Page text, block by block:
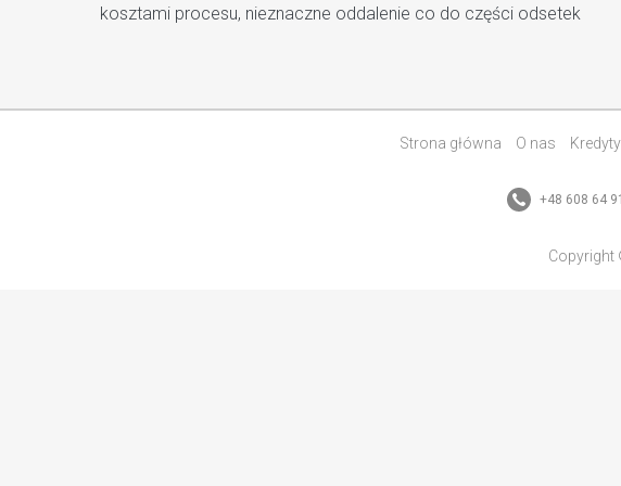
kosztami procesu, nieznaczne oddalenie co do części odsetek
Strona główna O nas
+48 608 64
Copyright